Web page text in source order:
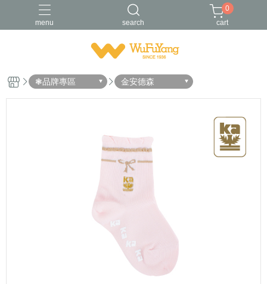
menu search
Trifresh W 金安德森 青少/女襪
0
cart
❃品牌專區 金安德森